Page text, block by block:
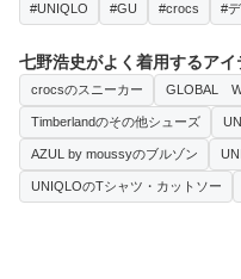
#UNIQLO #GU #crocs #
七野浩史がよく着用するアイ
crocsのスニーカー GLOBAL
Timberlandのその他シューズ
AZUL by moussyのブルゾン
UNIQLOのTシャツ・カットソー